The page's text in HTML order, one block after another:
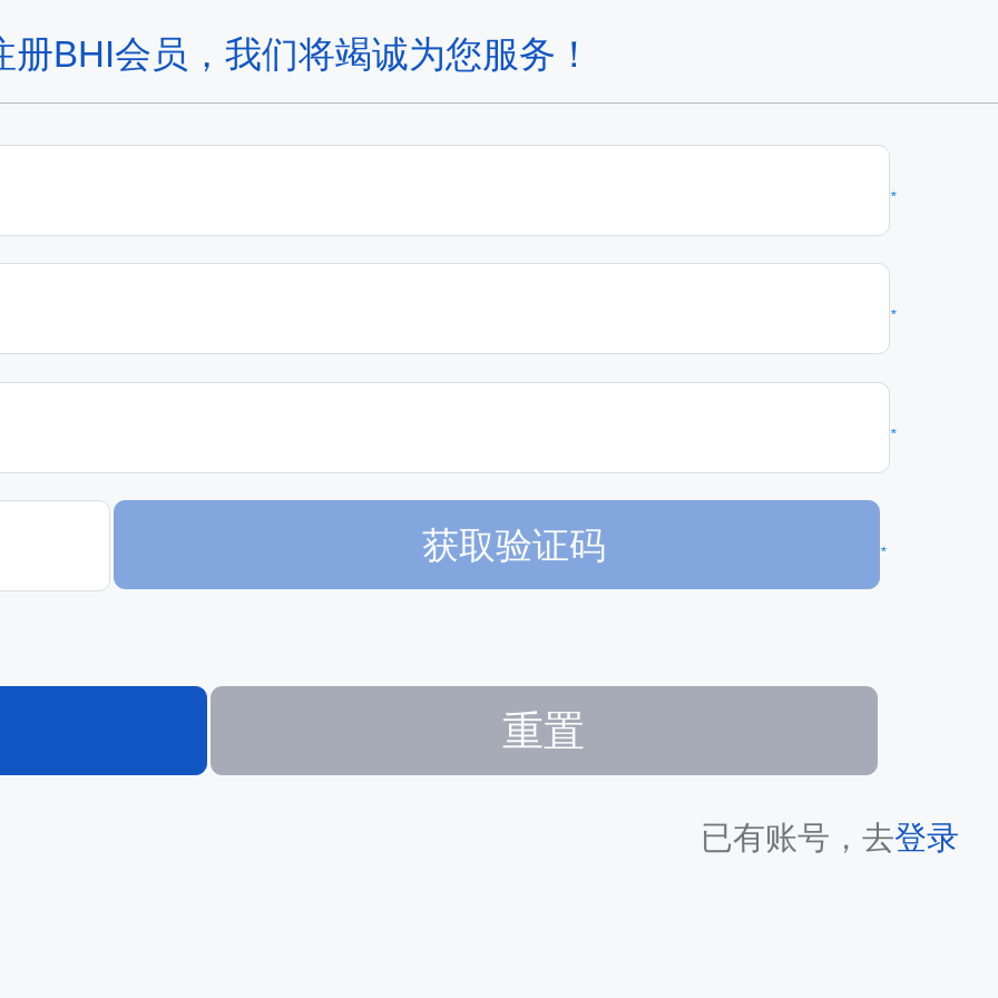
册BHI会员，我们将竭诚为您服务！
*
*
*
*
重置
已有账号，去登录